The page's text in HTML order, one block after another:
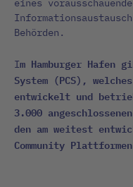
eines
Behörden.
Im Hamburger Hafen
System (PCS),
entwickelt und
3.000
den am weitest
Community